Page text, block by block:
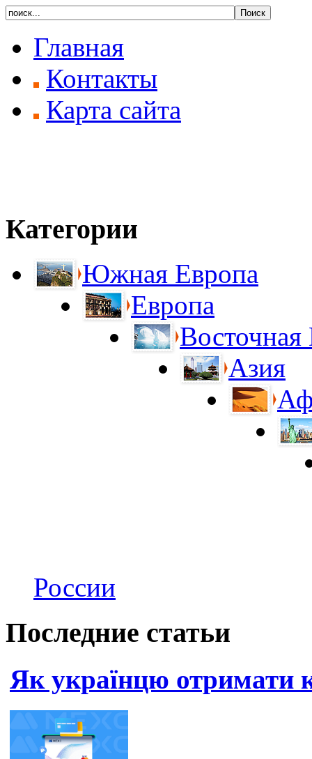
Главная
Контакты
Карта сайта
Категории
Южная Европа
Европа
Восточная
Азия
России
Последние статьи
Як українцю отримати